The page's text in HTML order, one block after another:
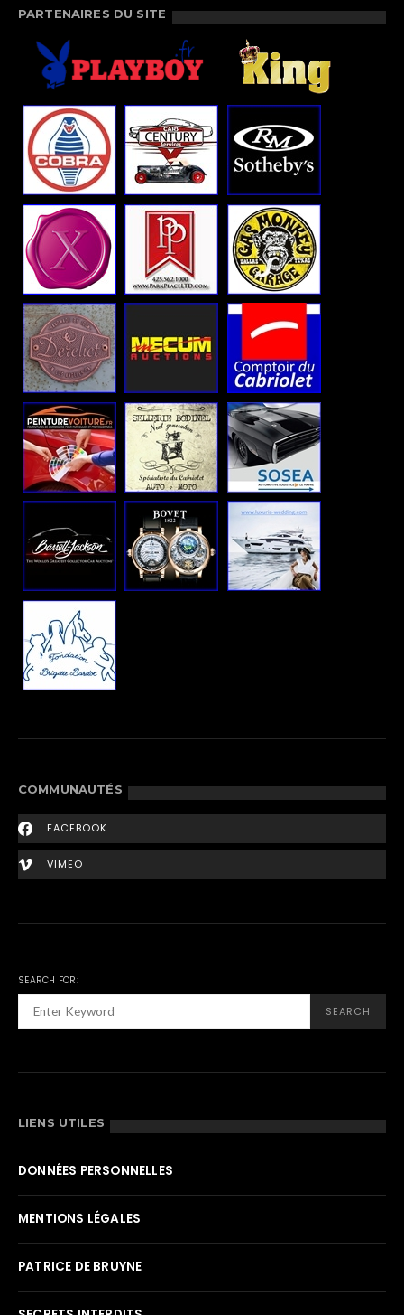
PARTENAIRES DU SITE
COMMUNAUTÉS
FACEBOOK
VIMEO
SEARCH FOR:
SEARCH
LIENS UTILES
DONNÉES PERSONNELLES
MENTIONS LÉGALES
PATRICE DE BRUYNE